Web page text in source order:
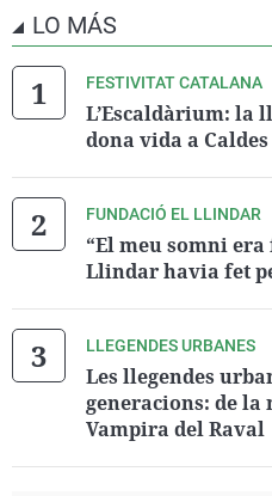
LO MÁS
FESTIVITAT CATALANA
L’Escaldàrium: la
dona vida a
FUNDACIÓ EL LLINDAR
“El meu somni
Llindar havia fet
LLEGENDES URBANES
Les llegendes
generacions: de la
Vampira del Raval